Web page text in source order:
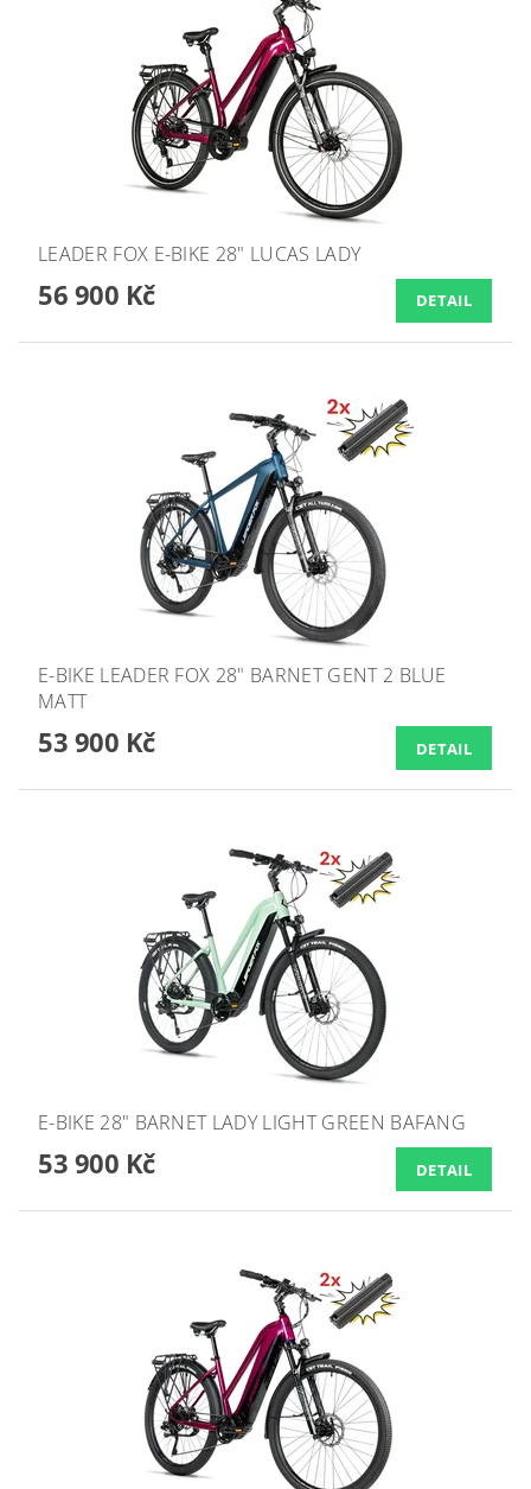
LEADER FOX E-BIKE 28" LUCAS LADY
56 900 Kč DETAIL
E-BIKE LEADER FOX 28" BARNET GENT 2 BLUE
MATT
53 900 Kč DETAIL
E-BIKE 28" BARNET LADY LIGHT GREEN BAFANG
53 900 Kč DETAIL